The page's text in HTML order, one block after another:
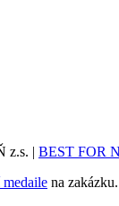
| BEST FOR
medaile na